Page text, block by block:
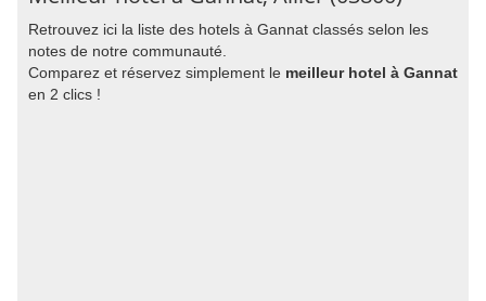
Retrouvez ici la liste des hotels à Gannat classés selon les
notes de notre communauté.
Comparez et réservez simplement le meilleur hotel à Gannat
en 2 clics !